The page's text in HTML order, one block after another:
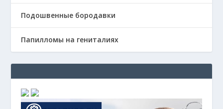
Подошвенные бородавки
Папилломы на гениталиях